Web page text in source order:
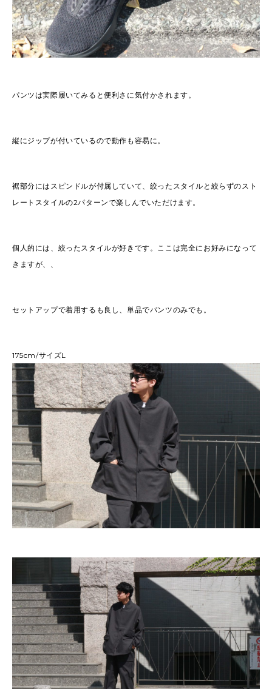
パンツは実際履いてみると便利さに気付かされます。
縦にジップが付いているので動作も容易に。
裾部分にはスピンドルが付属していて、絞ったスタイルと絞らずのスト
レートスタイルの2パターンで楽しんでいただけます。
個人的には、絞ったスタイルが好きです。ここは完全にお好みになって
きますが、、
セットアップで着用するも良し、単品でパンツのみでも。
175cm/サイズL